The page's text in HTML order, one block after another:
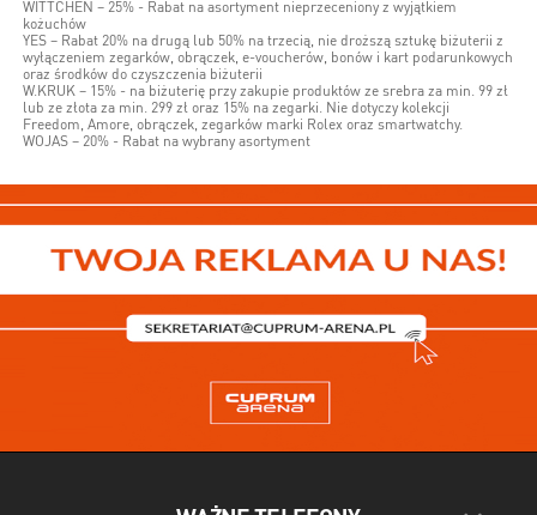
WITTCHEN – 25% - Rabat na asortyment nieprzeceniony z wyjątkiem
kożuchów
YES – Rabat 20% na drugą lub 50% na trzecią, nie droższą sztukę biżuterii z
wyłączeniem zegarków, obrączek, e-voucherów, bonów i kart podarunkowych
oraz środków do czyszczenia biżuterii
W.KRUK – 15% - na biżuterię przy zakupie produktów ze srebra za min. 99 zł
lub ze złota za min. 299 zł oraz 15% na zegarki. Nie dotyczy kolekcji
Freedom, Amore, obrączek, zegarków marki Rolex oraz smartwatchy.
WOJAS – 20% - Rabat na wybrany asortyment